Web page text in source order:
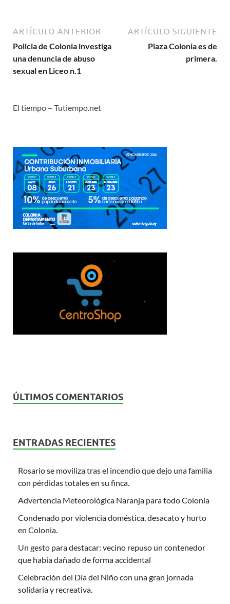
ARTÍCULO ANTERIOR
Policia de Colonia investiga
una denuncia de abuso
sexual en Liceo n.1
ARTÍCULO SIGUIENTE
Plaza Colonia es de
primera.
El tiempo – Tutiempo.net
ÚLTIMOS COMENTARIOS
ENTRADAS RECIENTES
Rosario se moviliza tras el incendio que dejo una familia
con pérdidas totales en su finca.
Advertencia Meteorológica Naranja para todo Colonia
Condenado por violencia doméstica, desacato y hurto
en Colonia.
Un gesto para destacar: vecino repuso un contenedor
que había dañado de forma accidental
Celebración del Día del Niño con una gran jornada
solidaria y recreativa.